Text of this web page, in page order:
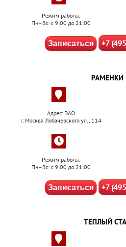
Режим работы:
Пн–Вс: с 9:00 до 21:00
Записаться +7
РАМЕНКИ
Адрес: ЗАО
г. Москва Лобачевского ул., 114
Режим работы:
Пн–Вс: с 9:00 до 21:00
Записаться +7
ТЕПЛЫЙ